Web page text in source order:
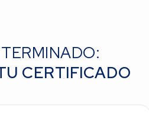
CERTIFICADO